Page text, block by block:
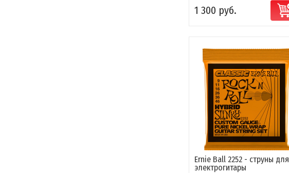
1 300 руб.
Ernie Ball 2252 - струны для
электрогитары